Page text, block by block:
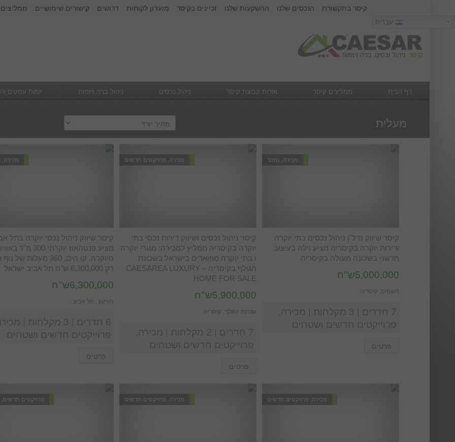
שם משתמש : סיסמא :
קישורים שימושיים דרושים מועדון לקוחות זכיינים בקיסר ההשקעות שלנו הנכסים שלנו
קיסר בתקשורת
עִבְרִית
דף הבית ממליצים קיסר אודות קבוצת קיסר ניהול נכסים ניהול בניה ויזמות יזמות עסקים
מעלית
קיסר שיווק ניהול נכסי יוקרה בתל
מציע פנטהאוז יוקרתי
היוקרה, קו הים, 360 מעלות של
רק 6,300,000 ש"ח תל אביב ישראל
6,300,000ש''ח
הירקון , תל אביב
6 חדרים | 3 מקלחות |
פרוייקטים חדשים ושטחים
פרטים
מכירה, פרויקטים חדשים
קיסר ניהול נכסים ושיווק דירות נכסי בתי
יוקרה בקיסריה ממליץ למכירה: מגורי יוקרה
ו בתי יוקרה מפוארים בישראל בשכונת
הגולף בקיסריה – CAESAREA LUXURY
HOME FOR SALE
5,900,000ש''ח
שכונת הגולף, קיסריה
7 חדרים | 2 מקלחות | מכירה,
פרוייקטים חדשים ושטחים
פרטים
מכירה, נמכר
קיסר שיווק נדל"ן ניהול נכסים בתי יוקרה
ודירות יוקרה בקיסריה מציע וילה בעיצוב
חדשני בשכונה מעולה בקיסריה
5,000,000ש''ח
השמים, קיסריה
7 חדרים | 3 מקלחות | מכירה,
פרוייקטים חדשים ושטחים
פרטים
פרויקטים מכירה, פרויקטים חדשים מכירה, פרויקטים חדשים
עִבְרִית